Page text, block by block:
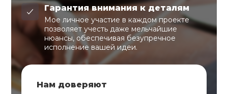
Гарантия внимания к деталям
Мое личное участие в каждом проекте
позволяет учесть даже мельчайшие
нюансы, обеспечивая безупречное
исполнение вашей идеи.
Нам доверяют